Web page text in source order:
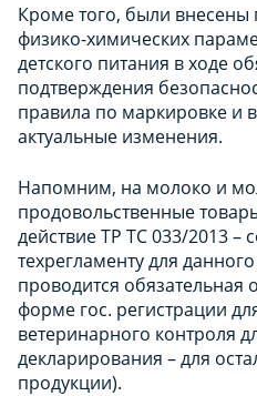
Кроме того, были внесены
физико-химических
детского питания в ходе
подтверждения
правила по маркировке и
актуальные изменения.
Напомним, на молоко и
продовольственные
действие ТР ТС 033/2013 –
техрегламенту для
проводится обязательная
форме гос. регистрации
ветеринарного контроля
декларирования – для
продукции).